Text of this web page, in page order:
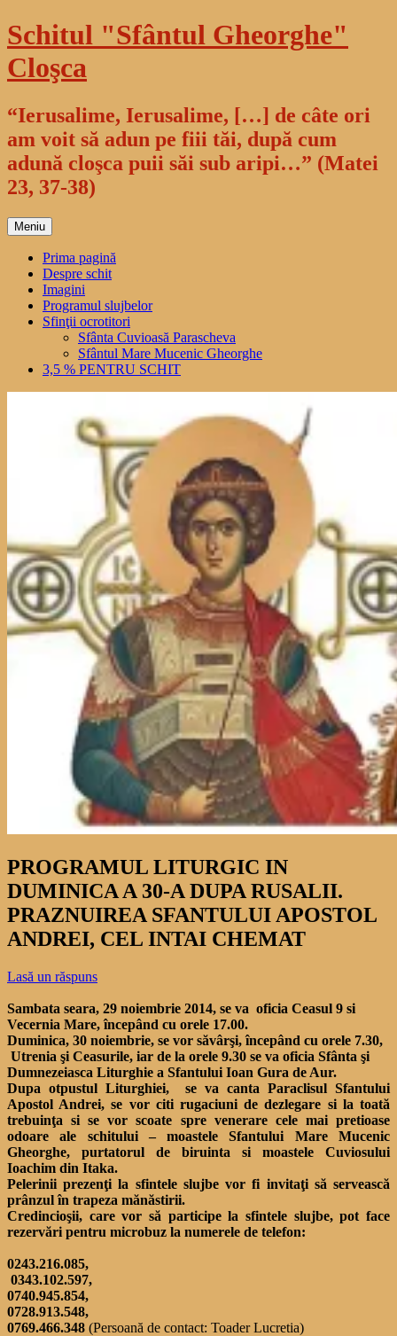
Sari
la
conținut
Schitul "Sfântul Gheorghe"
Cloşca
“Ierusalime, Ierusalime, […] de câte ori
am voit să adun pe fiii tăi, după cum
adună cloşca puii săi sub aripi…” (Matei
23, 37-38)
Meniu
Prima pagină
Despre schit
Imagini
Programul slujbelor
Sfinţii ocrotitori
Sfânta Cuvioasă Parascheva
Sfântul Mare Mucenic Gheorghe
3,5 % PENTRU SCHIT
PROGRAMUL LITURGIC IN
DUMINICA A 30-A DUPA RUSALII.
PRAZNUIREA SFANTULUI APOSTOL
ANDREI, CEL INTAI CHEMAT
Lasă un răspuns
Sambata seara, 29 noiembrie 2014, se va oficia Ceasul 9 si
Vecernia Mare, începând cu orele 17.00.
Duminica, 30 noiembrie, se vor săvârşi, începând cu orele 7.30,
Utrenia şi Ceasurile, iar de la orele 9.30 se va oficia Sfânta şi
Dumnezeiasca Liturghie a Sfantului Ioan Gura de Aur.
Dupa otpustul Liturghiei, se va canta Paraclisul Sfantului
Apostol Andrei, se vor citi rugaciuni de dezlegare si la toată
trebuinţa si se vor scoate spre venerare cele mai pretioase
odoare ale schitului – moastele Sfantului Mare Mucenic
Gheorghe, purtatorul de biruinta si moastele Cuviosului
Ioachim din Itaka.
Pelerinii prezenţi la sfintele slujbe vor fi invitaţi să servească
prânzul în trapeza mănăstirii.
Credincioşii, care vor să participe la sfintele slujbe, pot face
rezervări pentru microbuz la numerele de telefon:
0243.216.085,
0343.102.597,
0740.945.854,
0728.913.548,
0769.466.348 (Persoană de contact: Toader Lucretia)